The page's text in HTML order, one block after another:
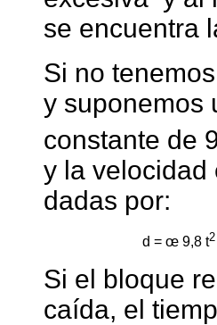
se encuentra
Si no
y suponemos
constante de
y la velocidad
dadas por:
d = œ 9,8 t2
Si el bloque
caída, el